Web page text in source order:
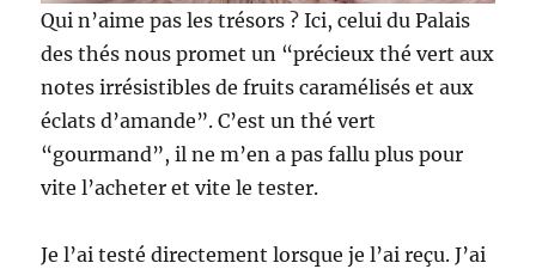
Qui n’aime pas les trésors ? Ici, celui du Palais
des thés nous promet un “précieux thé vert aux
notes irrésistibles de fruits caramélisés et aux
éclats d’amande”. C’est un thé vert
“gourmand”, il ne m’en a pas fallu plus pour
vite l’acheter et vite le tester.
Je l’ai testé directement lorsque je l’ai reçu. J’ai